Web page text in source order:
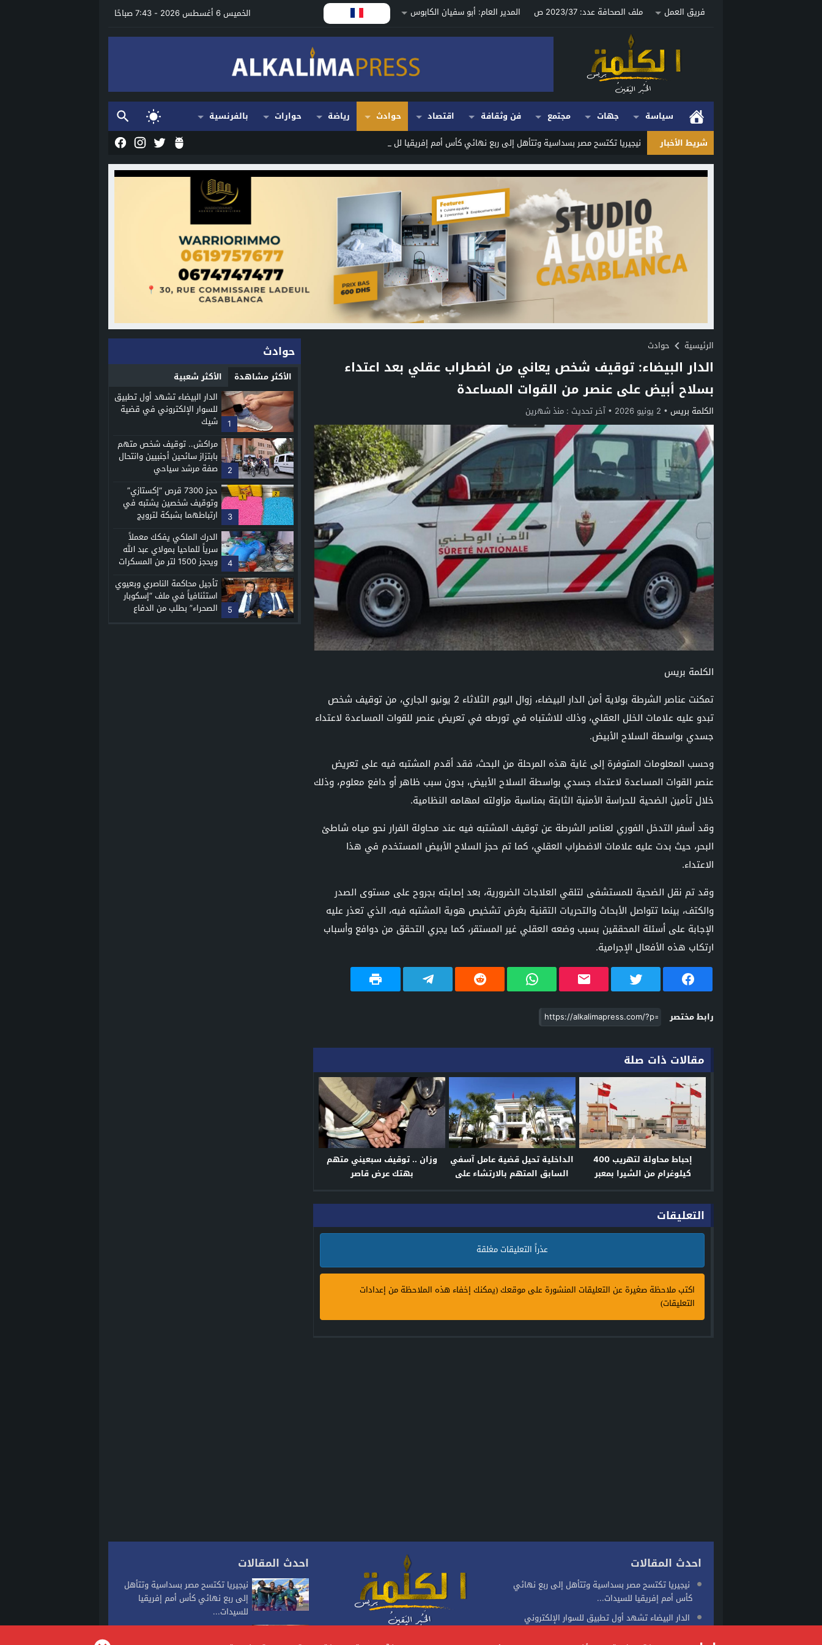
فريق العمل ملف الصحافة عدد: 2023/37 ص المدير العام: أبو سفيان الكابوس الخميس 6 أغسطس 2026 - 7:43 صباحًا
سياسة جهات مجتمع فن وثقافة اقتصاد حوادث رياضة حوارات
بالفرنسية
شريط الأخبار
نيجيريا تكتسح مصر بسداسية وتتأهل إلى ربع نهائي كأس أمم إفريقيا للسيدات بالمغ_
Stop
Next
الرئيسية حوادث
الدار البيضاء: توقيف شخص يعاني من اضطراب عقلي بعد اعتداء
بسلاح أبيض على عنصر من القوات المساعدة
الكلمة بريس 2 يونيو 2026 آخر تحديث : منذ شهرين
الكلمة بريس
تمكنت عناصر الشرطة بولاية أمن الدار البيضاء، زوال اليوم الثلاثاء 2 يونيو الجاري، من توقيف شخص
تبدو عليه علامات الخلل العقلي، وذلك للاشتباه في تورطه في تعريض عنصر للقوات المساعدة لاعتداء
جسدي بواسطة السلاح الأبيض.
وحسب المعلومات المتوفرة إلى غاية هذه المرحلة من البحث، فقد أقدم المشتبه فيه على تعريض
عنصر القوات المساعدة لاعتداء جسدي بواسطة السلاح الأبيض، بدون سبب ظاهر أو دافع معلوم، وذلك
خلال تأمين الضحية للحراسة الأمنية الثابتة بمناسبة مزاولته لمهامه النظامية.
وقد أسفر التدخل الفوري لعناصر الشرطة عن توقيف المشتبه فيه عند محاولة الفرار نحو مياه شاطئ
البحر، حيث بدت عليه علامات الاضطراب العقلي، كما تم حجز السلاح الأبيض المستخدم في هذا
الاعتداء.
وقد تم نقل الضحية للمستشفى لتلقي العلاجات الضرورية، بعد إصابته بجروح على مستوى الصدر
والكتف، بينما تتواصل الأبحاث والتحريات التقنية بغرض تشخيص هوية المشتبه فيه، الذي تعذر عليه
الإجابة على أسئلة المحققين بسبب وضعه العقلي غير المستقر، كما يجري التحقق من دوافع وأسباب
ارتكاب هذه الأفعال الإجرامية.
رابط مختصر
مقالات ذات صلة
إحباط محاولة لتهريب 400
كيلوغرام من الشيرا بمعبر
الداخلية تحيل قضية عامل آسفي
السابق المتهم بالارتشاء على
وزان .. توقيف سبعيني متهم
بهتك عرض قاصر
التعليقات
عذراً التعليقات مغلقة
اكتب ملاحظة صغيرة عن التعليقات المنشورة على موقعك (يمكنك إخفاء هذه الملاحظة من إعدادات
التعليقات)
حوادث
الأكثر مشاهدة الأكثر شعبية
1
الدار البيضاء تشهد أول تطبيق
للسوار الإلكتروني في قضية
شيك
2
مراكش.. توقيف شخص متهم
بابتزاز سائحين أجنبيين وانتحال
صفة مرشد سياحي
3
حجز 7300 قرص “إكستازي”
وتوقيف شخصين يشتبه في
ارتباطهما بشبكة لترويج
4
الدرك الملكي يفكك معملاً
سرياً للماحيا بمولاي عبد الله
ويحجز 1500 لتر من المسكرات
5
تأجيل محاكمة الناصري وبعيوي
استئنافياً في ملف “إسكوبار
الصحراء” بطلب من الدفاع
احدث المقالات
نيجيريا تكتسح مصر بسداسية وتتأهل إلى ربع نهائي
كأس أمم إفريقيا للسيدات...
الدار البيضاء تشهد أول تطبيق للسوار الإلكتروني
احدث المقالات
نيجيريا تكتسح مصر بسداسية وتتأهل
إلى ربع نهائي كأس أمم إفريقيا
للسيدات...